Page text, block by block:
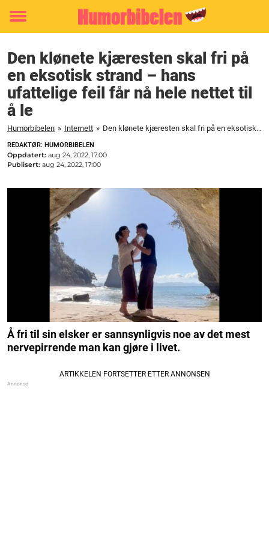
Toggle
Den klønete kjæresten skal fri på
en eksotisk strand – hans
ufattelige feil får nå hele nettet til
å le
Humorbibelen » Internett » Den klønete kjæresten skal fri på en eksotisk strand – hans ufattelige feil får nå hele nettet til å le
REDAKTØR: HUMORBIBELEN
Oppdatert: aug 24, 2022, 17:00
Publisert: aug 24, 2022, 17:00
Å fri til sin elsker er sannsynligvis noe av det mest
nervepirrende man kan gjøre i livet.